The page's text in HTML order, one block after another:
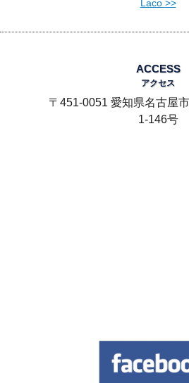
Laco >>
ACCESS
アクセス
〒451-0051 愛知県名古屋
1-146号